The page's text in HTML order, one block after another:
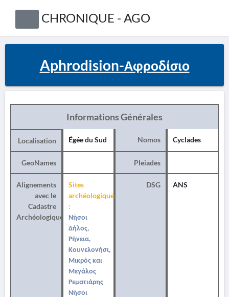
CHRONIQUE - AGO
Aphrodision-Αφροδίσιο
Informations Générales
Localisation Égée du Sud Nomos Cyclades
GeoNames Pleiades
Alignements
avec le
Cadastre
Archéologique
Sites
archéologiques
:
Νήσοι
Δήλος,
Ρήνεια,
Κουνελονήσι,
Μικρός και
Μεγάλος
Ρεματιάρης
Νήσοι
DSG ANS